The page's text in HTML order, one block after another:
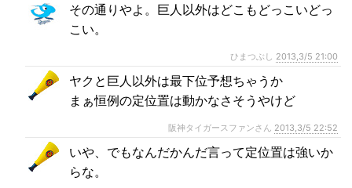
その通りやよ。巨人以外はどこもどっこいどっ
こい。
ひまつぶし 2013,3/5 21:00
ヤクと巨人以外は最下位予想ちゃうか
まぁ恒例の定位置は動かなさそうやけど
阪神タイガースファンさん 2013,3/5 22:52
いや、でもなんだかんだ言って定位置は強いか
らな。